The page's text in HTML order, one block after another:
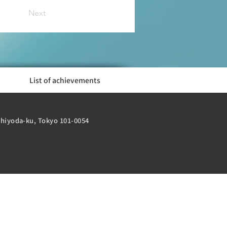
Next
List of achievements
ku, Tokyo 101-0054